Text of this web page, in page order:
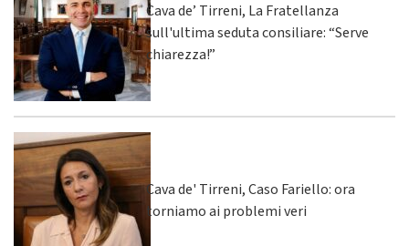
Cava de’ Tirreni, La Fratellanza
sull'ultima seduta consiliare: “Serve
chiarezza!”
Cava de' Tirreni, Caso Fariello: ora
torniamo ai problemi veri